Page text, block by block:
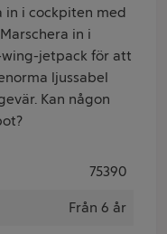
in i cockpiten med
in i
jetpack för att
ljussabel
Kan någon
75390
Från 6 år